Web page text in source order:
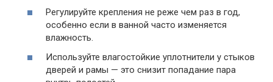
Регулируйте крепления не реже чем раз в год,
особенно если в ванной часто изменяется
влажность.
Используйте влагостойкие уплотнители у стыков
дверей и рамы — это снизит попадание пара